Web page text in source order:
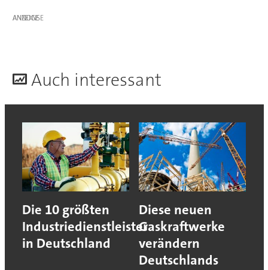
ANZEIGE
Auch interessant
Die 10 größten
Industriedienstleister
in Deutschland
Diese neuen
Gaskraftwerke
verändern
Deutschlands